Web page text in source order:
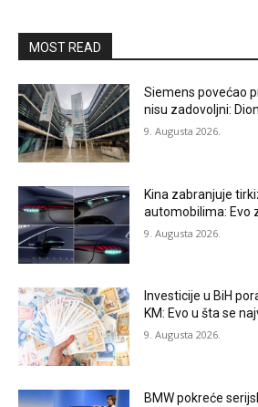
MOST READ
Siemens povećao
nisu zadovoljni:
9. Augusta 2026.
Kina zabranjuje
automobilima: Evo
9. Augusta 2026.
Investicije u BiH
KM: Evo u šta se
9. Augusta 2026.
BMW pokreće